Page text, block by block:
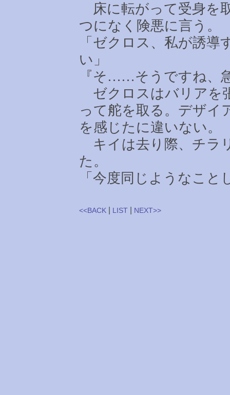
床に転がって受身を
つになく険悪に言う。
「ゼクロス、私が誘
い」
『そ ……そうですね
ゼクロスはバリアを
って舵を取る。デザイ
を感じたに違いない。
キイは去り際、チラ
た。
「今度同じようなこと
<<BACK LIST NEXT>>